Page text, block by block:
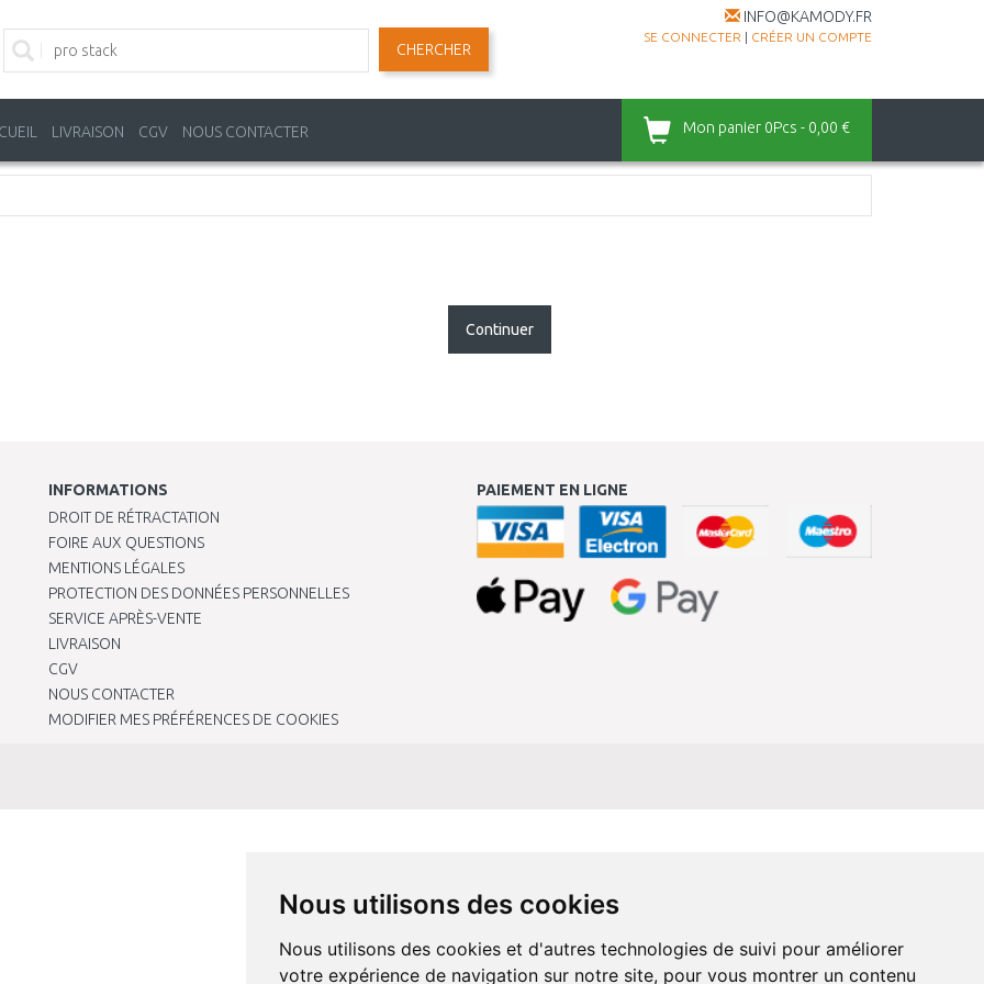
Nous utilisons des cookies
Nous utilisons des cookies et d'autres technologies de suivi pour améliorer
votre expérience de navigation sur notre site, pour vous montrer un contenu
INFO@KAMODY.FR
SE CONNECTER | CRÉER UN COMPTE
CHERCHER
LIVRAISON CGV NOUS CONTACTER Mon panier 0Pcs - 0,00 €
Continuer
INFORMATIONS
DROIT DE RÉTRACTATION
FOIRE AUX QUESTIONS
MENTIONS LÉGALES
PROTECTION DES DONNÉES PERSONNELLES
SERVICE APRÈS-VENTE
LIVRAISON
CGV
NOUS CONTACTER
MODIFIER MES PRÉFÉRENCES DE COOKIES
PAIEMENT EN LIGNE